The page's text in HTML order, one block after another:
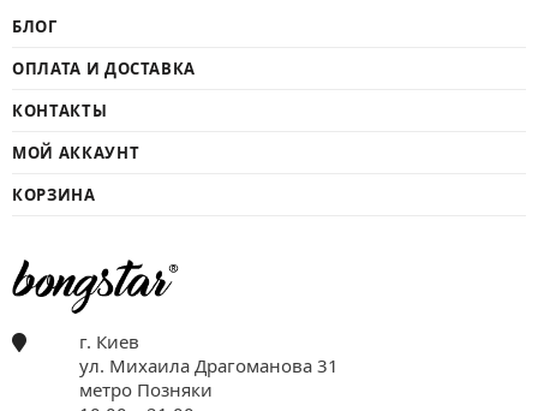
БЛОГ
ОПЛАТА И ДОСТАВКА
КОНТАКТЫ
МОЙ АККАУНТ
КОРЗИНА
г. Киев
ул. Михаила Драгоманова 31
метро Позняки